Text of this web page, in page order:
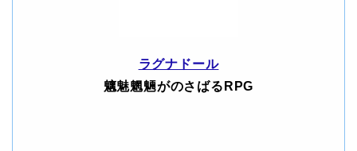
ラグナドール
魑魅魍魎がのさばるRPG